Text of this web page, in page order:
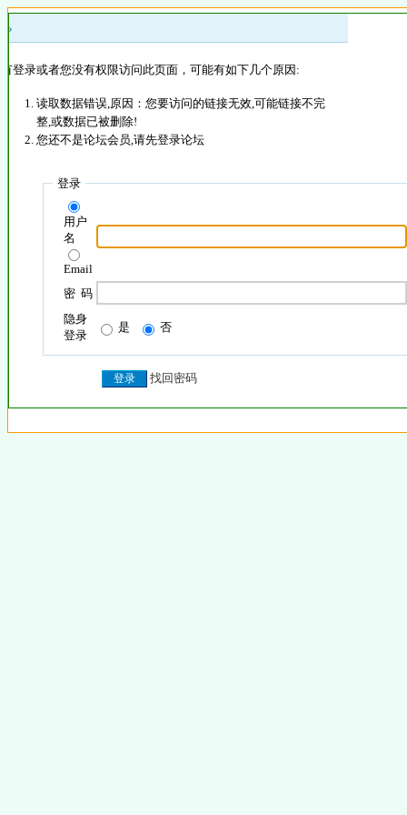
»
登录或者您没有权限访问此页面，可能有如下几个原因:
读取数据错误,原因：您要访问的链接无效,可能链接不完
整,或数据已被删除!
您还不是论坛会员,请先登录论坛
登录
用户
名
Email
密 码
隐身
登录
是 否
找回密码